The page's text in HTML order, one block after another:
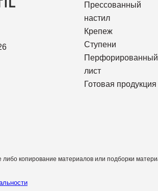
Прессованный
настил
Крепеж
Ступени
Перфорированный
лист
Готовая продукция
копирование материалов или подборки